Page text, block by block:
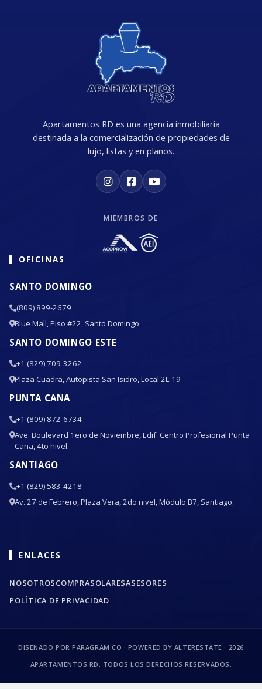
Apartamentos RD es una agencia inmobiliaria
destinada a la comercialización de propiedades de
lujo, listas y en planos.
MIEMBROS DE
OFICINAS
SANTO DOMINGO
(809) 899-2679
Blue Mall, Piso #22, Santo Domingo
SANTO DOMINGO ESTE
+1 (829) 709-3262
Plaza Cuadra, Autopista San Isidro, Local 2L-19
PUNTA CANA
+1 (809) 872-6734
Ave. Boulevard 1ero de Noviembre, Edif. Centro Profesional Punta
Cana, 4to nivel.
SANTIAGO
+1 (829) 583-4218
Av. 27 de Febrero, Plaza Vera, 2do nivel, Módulo B7, Santiago.
ENLACES
NOSOTROSCOMPRASOLARESASESORES
POLÍTICA DE PRIVACIDAD
DISEÑADO POR PARAGRAM CO · POWERED BY ALTERESTATE · 2026
APARTAMENTOS RD. TODOS LOS DERECHOS RESERVADOS.